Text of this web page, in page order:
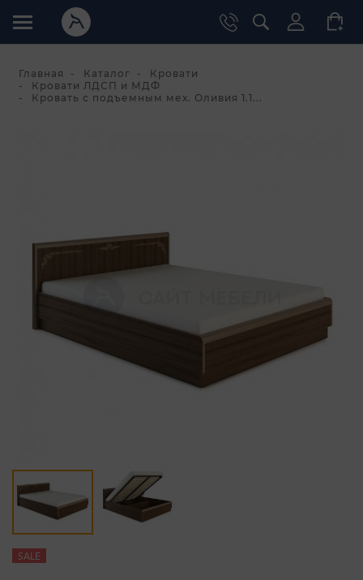
Главная Каталог
Кровати
Кровати ЛДСП и МДФ
Кровать с подъемным мех. Оливия 1.1...
SALE